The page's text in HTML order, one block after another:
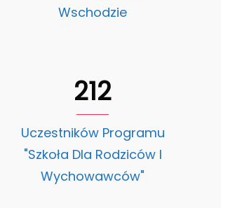
Wschodzie
212
Uczestników Programu
"Szkoła Dla Rodziców I
Wychowawców"